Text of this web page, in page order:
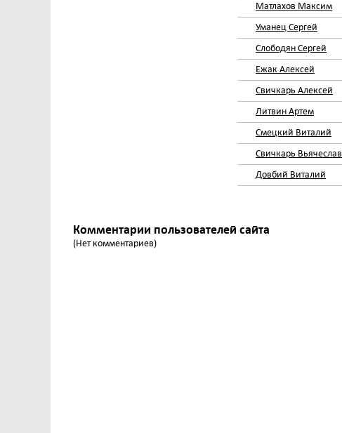
Матлахов Максим
Уманец Сергей
Слободян Сергей
Ежак Алексей
Свичкарь Алексей
Литвин Артем
Смецкий Виталий
Свичкарь Вьячеслав
Довбий Виталий
Комментарии пользователей сайта
(Нет комментариев)